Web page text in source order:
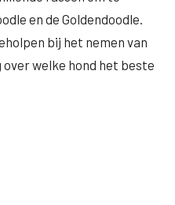
en de Goldendoodle.
bij het nemen van
welke hond het beste